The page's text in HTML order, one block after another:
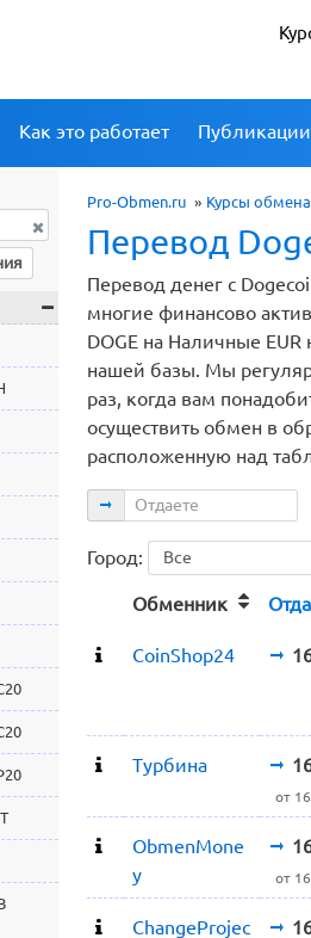
Как это работает Публикации
Pro-Obmen.ru » Курсы обмена
Перевод
Перевод денег с
многие финансово
DOGE на Наличные
нашей базы. Мы
раз, когда вам
осуществить обмен в
расположенную над
Отдаете
Город:
Обменник
CoinShop24
Турбина
от
ObmenMone
y
от
ChangeProjec